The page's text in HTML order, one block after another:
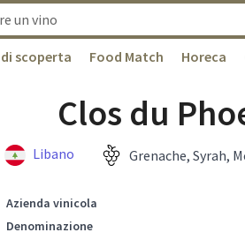
scoperta Food Match Horeca
Clos du
Libano Grenache, Syrah,
Azienda vinicola
Denominazione